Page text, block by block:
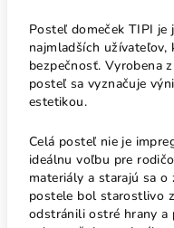
Posteľ domeček TIPI je
najmladších
bezpečnosť. Vyrobena
posteľ sa vyznačuje
estetikou.
Celá posteľ nie je
ideálnu voľbu pre
materiály a starajú sa
postele bol starostlivo
odstránili ostré hrany a